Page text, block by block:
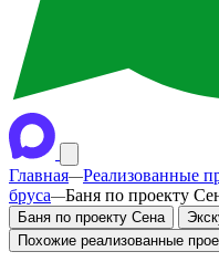
Главная—Реализованные
бруса—Баня по проекту
Баня по проекту Сена
Похожие реализованные